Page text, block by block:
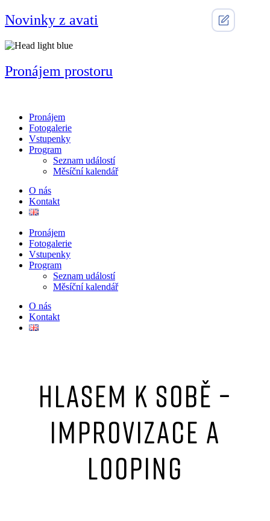
Přejít
k
obsahu
Novinky z avati
Pronájem prostoru
Pronájem
Fotogalerie
Vstupenky
Program
Seznam událostí
Měsíční kalendář
O nás
Kontakt
Pronájem
Fotogalerie
Vstupenky
Program
Seznam událostí
Měsíční kalendář
O nás
Kontakt
Hlasem k sobě –
improvizace a
looping